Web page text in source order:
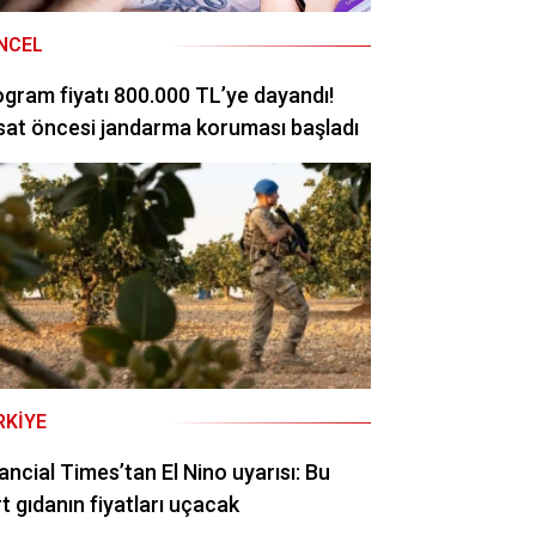
fiyatı 800.000 TL’ye dayandı!
öncesi jandarma koruması başladı
Times’tan El Nino uyarısı: Bu
gıdanın fiyatları uçacak